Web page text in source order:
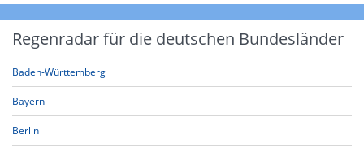
Regenradar für die deutschen Bundesländer
Baden-Württemberg
Bayern
Berlin